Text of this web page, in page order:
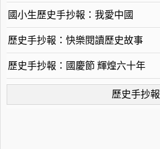
國小生歷史手抄報：我愛中國
歷史手抄報：快樂閱讀歷史故事
歷史手抄報：國慶節 輝煌六十年
歷史手抄報